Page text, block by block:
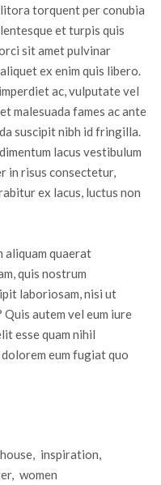
torquent per conubia
et turpis quis
sit amet pulvinar
ex enim quis libero.
ac, vulputate vel
malesuada fames ac ante
suscipit nibh id fringilla.
lacus vestibulum
in risus consectetur,
ex lacus, luctus non
aliquam quaerat
quis nostrum
laboriosam, nisi ut
autem vel eum iure
esse quam nihil
eum fugiat quo
house, inspiration,
, women